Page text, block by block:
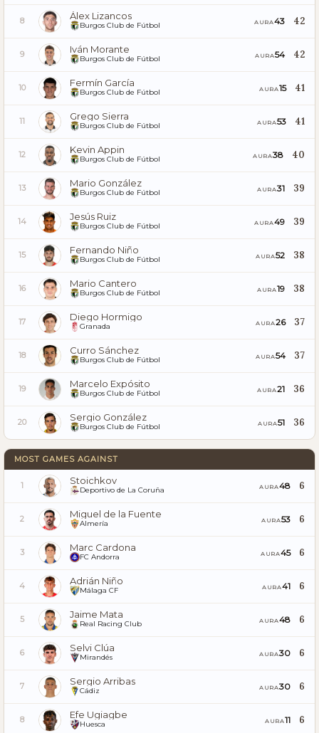
8 Álex Lizancos
Burgos Club de Fútbol AURA43 42
9 Iván Morante
Burgos Club de Fútbol AURA54 42
10 Fermín García
Burgos Club de Fútbol AURA15 41
11 Grego Sierra
Burgos Club de Fútbol AURA53 41
12 Kevin Appin
Burgos Club de Fútbol AURA38 40
13 Mario González
Burgos Club de Fútbol AURA31 39
14 Jesús Ruiz
Burgos Club de Fútbol AURA49 39
15 Fernando Niño
Burgos Club de Fútbol AURA52 38
16 Mario Cantero
Burgos Club de Fútbol AURA19 38
17 Diego Hormigo
Granada AURA26 37
18 Curro Sánchez
Burgos Club de Fútbol AURA54 37
19 Marcelo Expósito
Burgos Club de Fútbol AURA21 36
20 Sergio González
Burgos Club de Fútbol AURA51 36
MOST GAMES AGAINST
1 Stoichkov
Deportivo de La Coruña AURA48 6
2 Miguel de la Fuente
Almería AURA53 6
3 Marc Cardona
FC Andorra AURA45 6
4 Adrián Niño
Málaga CF AURA41 6
5 Jaime Mata
Real Racing Club AURA48 6
6 Selvi Clúa
Mirandés AURA30 6
7 Sergio Arribas
Cádiz AURA30 6
8 Efe Ugiagbe
Huesca AURA11 6